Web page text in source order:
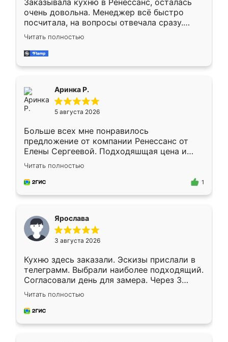
Заказывала кухню в Ренессанс, осталась
очень довольна. Менеджер всё быстро
посчитала, на вопросы отвечала сразу.
Замерщик приехал в субботу, подошёл к
делу со всей ответственностью. Собрали
за день, ребята работали аккуратно, даже
Читать полностью
Аринка Р.
5 августа 2026
Больше всех мне понравилось
предложение от компании Ренессанс от
Елены Сергеевой. Подходяшщая цена и
короткие сроки изготовления. Приехавший
для замера сотрудник Владислав
предложил по моему эскизу самый
Читать полностью
1
Ярослава
3 августа 2026
Кухню здесь заказали. Эскизы прислали в
телеграмм. Выбрали наиболее подходящий.
Согласовали день для замера. Через 3
недели кухня была уже готова. Остались
довольны работой. Спасибо Ренессанс
мебель за качественную работу!
Читать полностью